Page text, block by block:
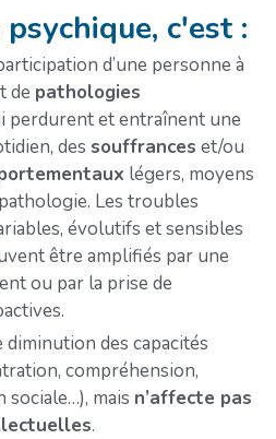
c'est :
d’une personne à
de pathologies
perdurent et entraînent une
des souffrances et/ou
légers, moyens
Les troubles
évolutifs et sensibles
être amplifiés par une
ou par la prise de
des capacités
compréhension,
sociale…), mais n’affecte pas
.